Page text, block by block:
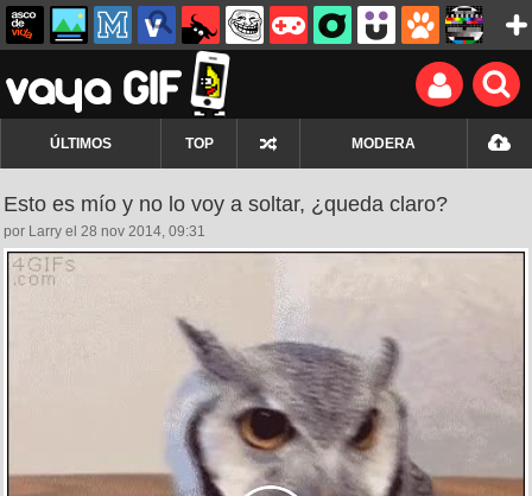
ÚLTIMOS TOP MODERA
Esto es mío y no lo voy a soltar, ¿queda claro?
por Larry el 28 nov 2014, 09:31